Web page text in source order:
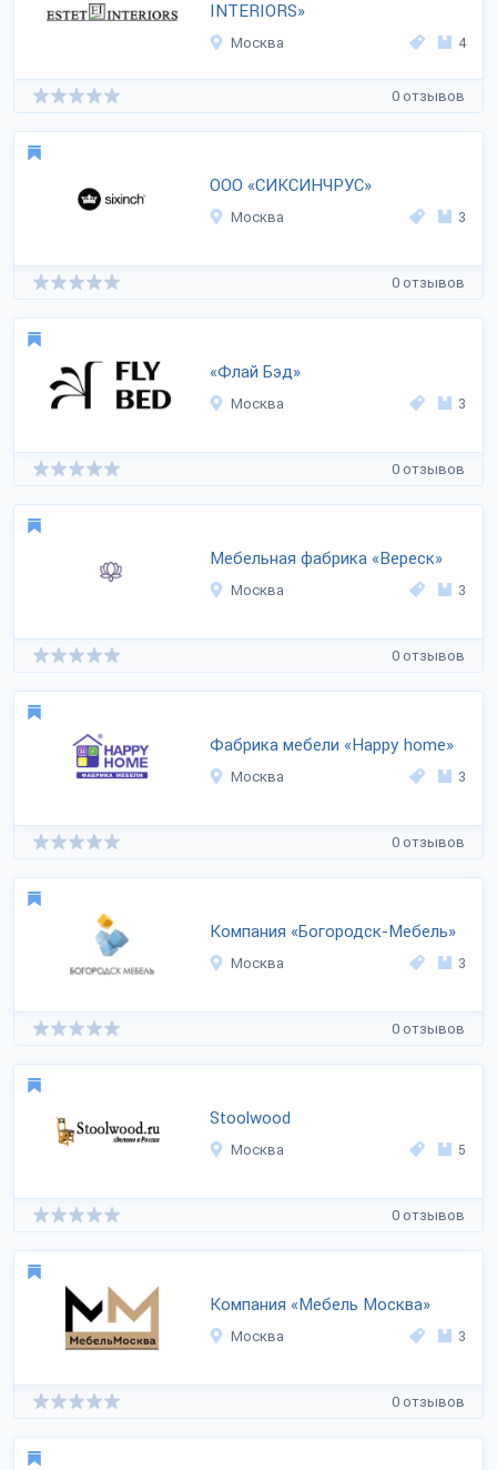
INTERIORS»
Москва 4
0 отзывов
ООО «СИКСИНЧРУС»
Москва 3
0 отзывов
«Флай Бэд»
Москва 3
0 отзывов
Мебельная фабрика «Вереск»
Москва 3
0 отзывов
Фабрика мебели «Happy home»
Москва 3
0 отзывов
Компания «Богородск-Мебель»
Москва 3
0 отзывов
Stoolwood
Москва 5
0 отзывов
Компания «Мебель Москва»
Москва 3
0 отзывов